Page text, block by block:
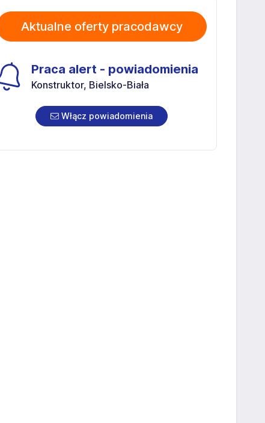
Aktualne oferty pracodawcy
Praca alert - powiadomienia
Konstruktor, Bielsko-Biała
Włącz powiadomienia